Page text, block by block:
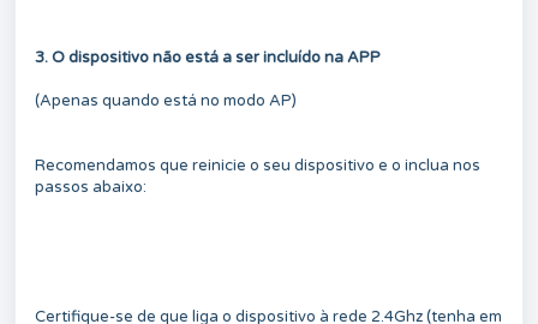
3. O dispositivo não está a ser incluído na APP
(Apenas quando está no modo AP)
Recomendamos que reinicie o seu dispositivo e o inclua nos
passos abaixo:
Certifique-se de que liga o dispositivo à rede 2.4Ghz (tenha em